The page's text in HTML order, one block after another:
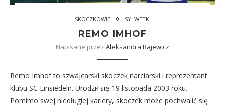
SKOCZKOWIE SYLWETKI
REMO IMHOF
Napisane przez Aleksandra Rajewicz
Remo Imhof to szwajcarski skoczek narciarski i reprezentant
klubu SC Einsiedeln. Urodził się 19 listopada 2003 roku.
Pomimo swej niedługiej kariery, skoczek może pochwalić się